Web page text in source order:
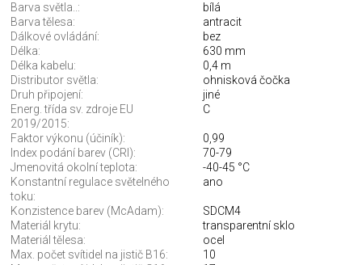
Barva světla..:
bílá
Barva tělesa:
antracit
Dálkové ovládání:
bez
Délka:
630 mm
Délka kabelu:
0,4 m
Distributor světla:
ohnisková čočka
Druh připojení:
jiné
Energ. třída sv. zdroje EU
2019/2015:
C
Faktor výkonu (účiník):
0,99
Index podání barev (CRI):
70-79
Jmenovitá okolní teplota:
-40-45 °C
Konstantní regulace světelného
toku:
ano
Konzistence barev (McAdam):
SDCM4
Materiál krytu:
transparentní sklo
Materiál tělesa:
ocel
Max. počet svítidel na jistič B16:
10